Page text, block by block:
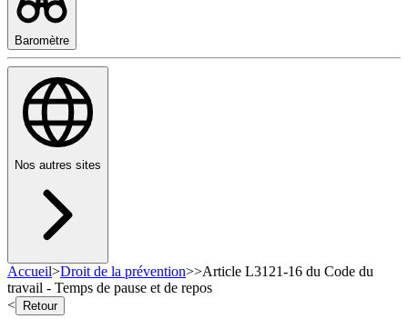
Baromètre
Nos autres sites
Accueil>Droit de la prévention>>Article L3121-16 du Code du
travail - Temps de pause et de repos
<
Retour